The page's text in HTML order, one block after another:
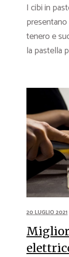
I cibi in
tenero e
la pastella
20 LUGLIO 2021